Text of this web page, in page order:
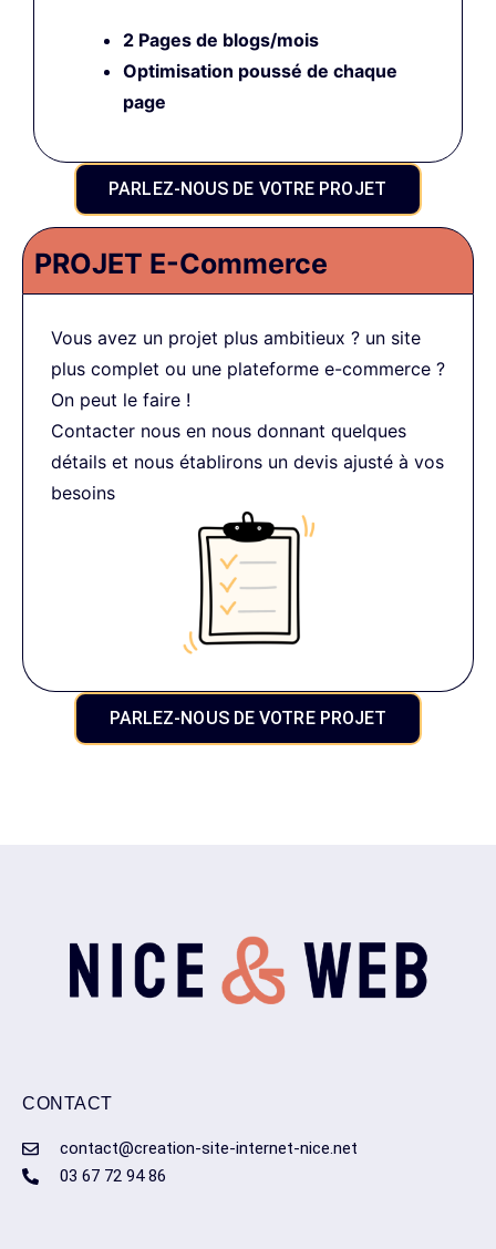
2 Pages de blogs/mois
Optimisation poussé de chaque
page
PARLEZ-NOUS DE VOTRE PROJET
PROJET E-Commerce
Vous avez un projet plus ambitieux ? un site
plus complet ou une plateforme e-commerce ?
On peut le faire !
Contacter nous en nous donnant quelques
détails et nous établirons un devis ajusté à vos
besoins
PARLEZ-NOUS DE VOTRE PROJET
CONTACT
contact@creation-site-internet-nice.net
03 67 72 94 86